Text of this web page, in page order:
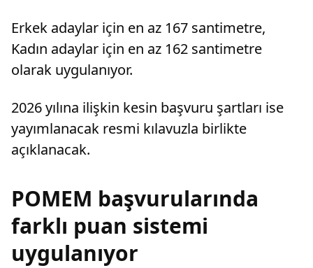
Erkek adaylar için en az 167 santimetre,
Kadın adaylar için en az 162 santimetre
olarak uygulanıyor.
2026 yılına ilişkin kesin başvuru şartları ise
yayımlanacak resmi kılavuzla birlikte
açıklanacak.
POMEM başvurularında
farklı puan sistemi
uygulanıyor